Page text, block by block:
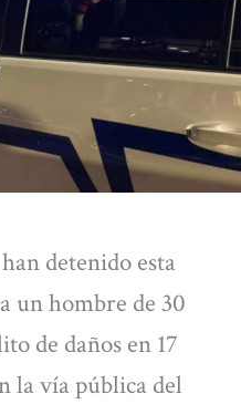
detenido esta
un hombre de 30
de daños en 17
la vía pública del